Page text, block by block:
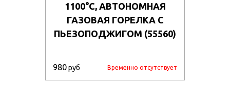
1100°С, АВТОНОМНАЯ
ГАЗОВАЯ ГОРЕЛКА С
ПЬЕЗОПОДЖИГОМ (55560)
980руб Временно отсутствует